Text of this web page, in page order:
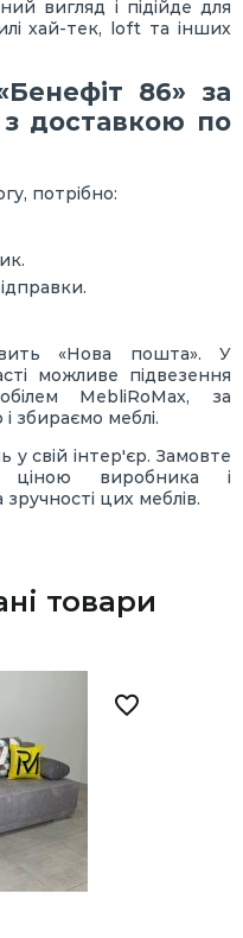
вигляд і підійде для
хай-тек, loft та інших
86» за
доставкою по
потрібно:
«Нова пошта». У
можливе підвезення
MebliRoMax, за
збираємо меблі.
у свій інтер'єр. Замовте
виробника і
цих меблів.
товари